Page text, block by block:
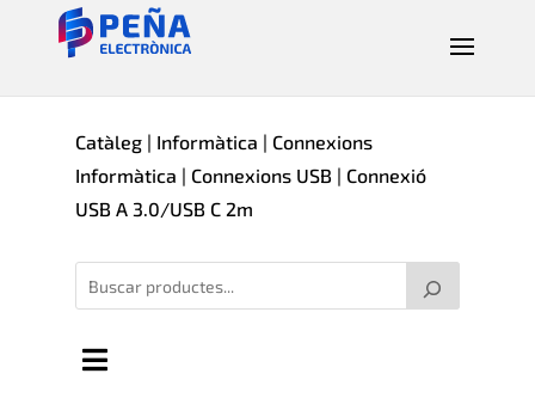
Catàleg| Informàtica | Connexions
Informàtica | Connexions USB | Connexió
USB A 3.0/USB C 2m